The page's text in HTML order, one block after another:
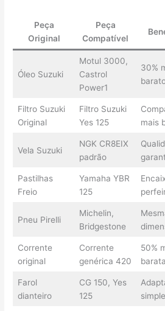
Peça
Original
Peça
Compatível
Óleo Suzuki
Motul 3000,
Castrol
Power1
30%
Filtro Suzuki
Original
Filtro Suzuki
Yes 125
mais
Vela Suzuki
NGK CR8EIX
padrão
Pastilhas
Freio
Yamaha YBR
125
Pneu Pirelli
Michelin,
Bridgestone
Corrente
original
Corrente
genérica 420
50%
barata
Farol
dianteiro
CG 150, Yes
125